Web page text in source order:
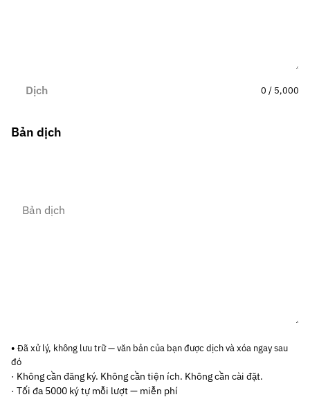
Dịch 0 / 5,000
Đã xử lý, không lưu trữ — văn bản của bạn được dịch và xóa ngay sau
đó
· Không cần đăng ký. Không cần tiện ích. Không cần cài đặt.
· Tối đa 5000 ký tự mỗi lượt — miễn phí
Bản dịch